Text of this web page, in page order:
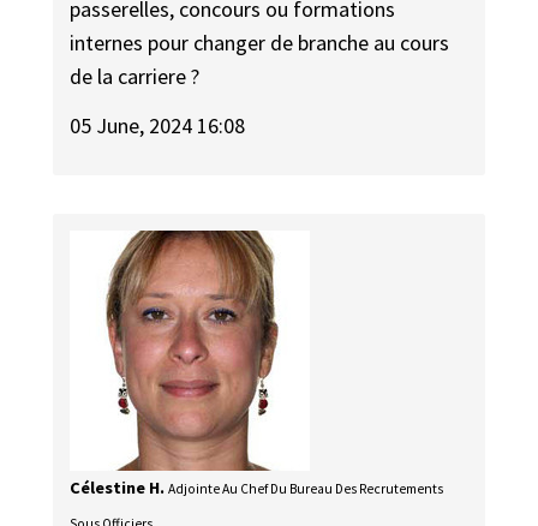
passerelles, concours ou formations
internes pour changer de branche au cours
de la carriere ?
05 June, 2024 16:08
Célestine H. Adjointe Au Chef Du Bureau Des Recrutements